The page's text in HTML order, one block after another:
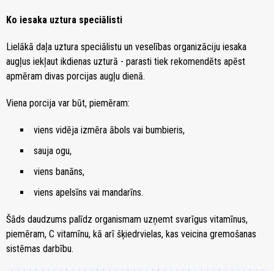
Ko iesaka uztura speciālisti
Lielākā daļa uztura speciālistu un veselības organizāciju iesaka
augļus iekļaut ikdienas uzturā - parasti tiek rekomendēts apēst
apmēram divas porcijas augļu dienā.
Viena porcija var būt, piemēram:
viens vidēja izmēra ābols vai bumbieris,
sauja ogu,
viens banāns,
viens apelsīns vai mandarīns.
Šāds daudzums palīdz organismam uzņemt svarīgus vitamīnus,
piemēram, C vitamīnu, kā arī šķiedrvielas, kas veicina gremošanas
sistēmas darbību.